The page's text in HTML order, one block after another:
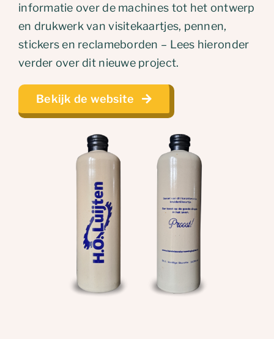
informatie over de machines tot het ontwerp
en drukwerk van visitekaartjes, pennen,
stickers en reclameborden – Lees hieronder
verder over dit nieuwe project.
Bekijk de website